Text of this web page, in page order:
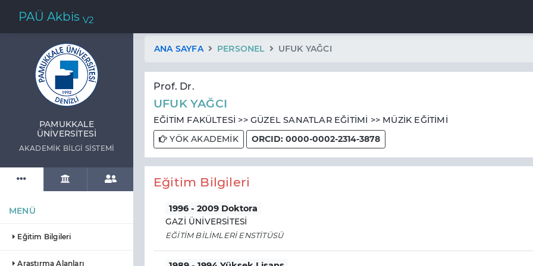
PAÜ Akbis V2
PAMUKKALE
ÜNIVERSITESI
AKADEMIK BILGI SISTEMI
MENÜ
Eğitim Bilgileri
Araştırma Alanları
ANA SAYFA PERSONEL UFUK YAĞCI
Prof. Dr.
UFUK YAĞCI
EĞİTİM FAKÜLTESİ >> GÜZEL SANATLAR EĞİTİMİ >> MÜZİK EĞİTİMİ
YÖK AKADEMİK
ORCID: 0000-0002-2314-3878
Eğitim Bilgileri
1996 - 2009 Doktora
GAZİ ÜNİVERSİTESİ
EĞİTİM BİLİMLERİ ENSTİTÜSÜ